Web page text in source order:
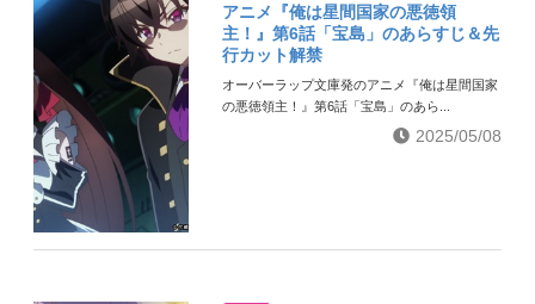
アニメ『俺は星間国家の悪徳領
主！』第6話「宝島」のあらすじ＆先
行カット解禁
オーバーラップ文庫発のアニメ『俺は星間国家
の悪徳領主！』第6話「宝島」のあら...
2025/05/08